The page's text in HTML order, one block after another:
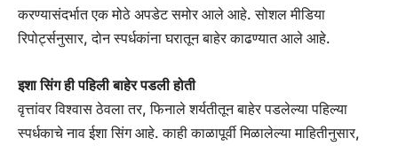
करण्यासंदर्भात एक मोठे अपडेट समोर आले आहे. सोशल मीडिया
रिपोर्ट्सनुसार, दोन स्पर्धकांना घरातून बाहेर काढण्यात आले आहे.
इशा सिंग ही पहिली बाहेर पडली होती
वृत्तांवर विश्वास ठेवला तर, फिनाले शर्यतीतून बाहेर पडलेल्या पहिल्या
स्पर्धकाचे नाव ईशा सिंग आहे. काही काळापूर्वी मिळालेल्या माहितीनुसार,